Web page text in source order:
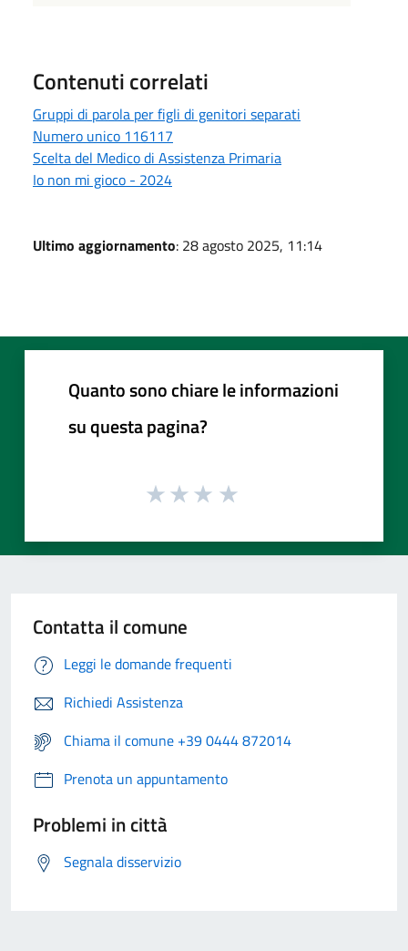
Contenuti correlati
Gruppi di parola per figli di genitori separati
Numero unico 116117
Scelta del Medico di Assistenza Primaria
Io non mi gioco - 2024
Ultimo aggiornamento: 28 agosto 2025, 11:14
Quanto sono chiare le informazioni
su questa pagina?
Contatta il comune
Leggi le domande frequenti
Richiedi Assistenza
Chiama il comune +39 0444 872014
Prenota un appuntamento
Problemi in città
Segnala disservizio